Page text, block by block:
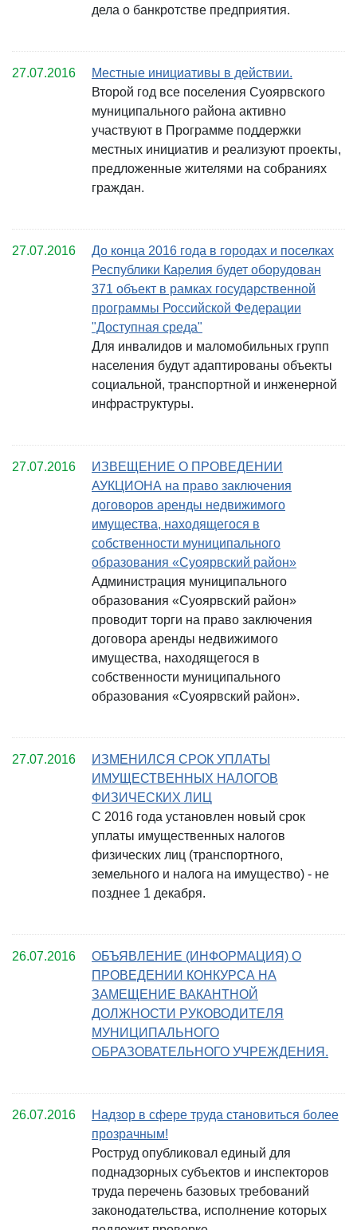
дела о банкротстве предприятия.
27.07.2016
Местные инициативы в действии.
Второй год все поселения Суоярвского
муниципального района активно
участвуют в Программе поддержки
местных инициатив и реализуют проекты,
предложенные жителями на собраниях
граждан.
27.07.2016
До конца 2016 года в городах и поселках
Республики Карелия будет оборудован
371 объект в рамках государственной
программы Российской Федерации
"Доступная среда"
Для инвалидов и маломобильных групп
населения будут адаптированы объекты
социальной, транспортной и инженерной
инфраструктуры.
27.07.2016
ИЗВЕЩЕНИЕ О ПРОВЕДЕНИИ
АУКЦИОНА на право заключения
договоров аренды недвижимого
имущества, находящегося в
собственности муниципального
образования «Суоярвский район»
Администрация муниципального
образования «Суоярвский район»
проводит торги на право заключения
договора аренды недвижимого
имущества, находящегося в
собственности муниципального
образования «Суоярвский район».
27.07.2016
ИЗМЕНИЛСЯ СРОК УПЛАТЫ
ИМУЩЕСТВЕННЫХ НАЛОГОВ
ФИЗИЧЕСКИХ ЛИЦ
С 2016 года установлен новый срок
уплаты имущественных налогов
физических лиц (транспортного,
земельного и налога на имущество) - не
позднее 1 декабря.
26.07.2016
ОБЪЯВЛЕНИЕ (ИНФОРМАЦИЯ) О
ПРОВЕДЕНИИ КОНКУРСА НА
ЗАМЕЩЕНИЕ ВАКАНТНОЙ
ДОЛЖНОСТИ РУКОВОДИТЕЛЯ
МУНИЦИПАЛЬНОГО
ОБРАЗОВАТЕЛЬНОГО УЧРЕЖДЕНИЯ.
26.07.2016
Надзор в сфере труда становиться более
прозрачным!
Роструд опубликовал единый для
поднадзорных субъектов и инспекторов
труда перечень базовых требований
законодательства, исполнение которых